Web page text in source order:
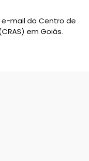
mail do Centro de
em Goiás.